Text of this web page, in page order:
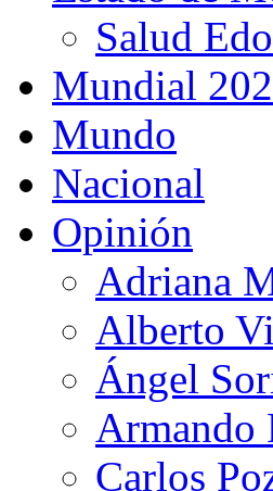
Salud
Mundial
Mundo
Nacional
Opinión
Adriana
Alberto
Ángel
Armando
Carlos